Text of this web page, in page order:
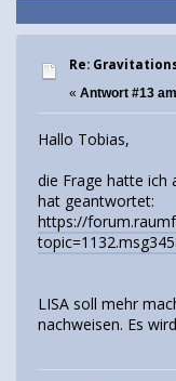
Re:
« Antwort #13
Hallo Tobias,
die Frage hatte ich
hat geantwortet:
https://
LISA soll mehr
nachweisen. Es